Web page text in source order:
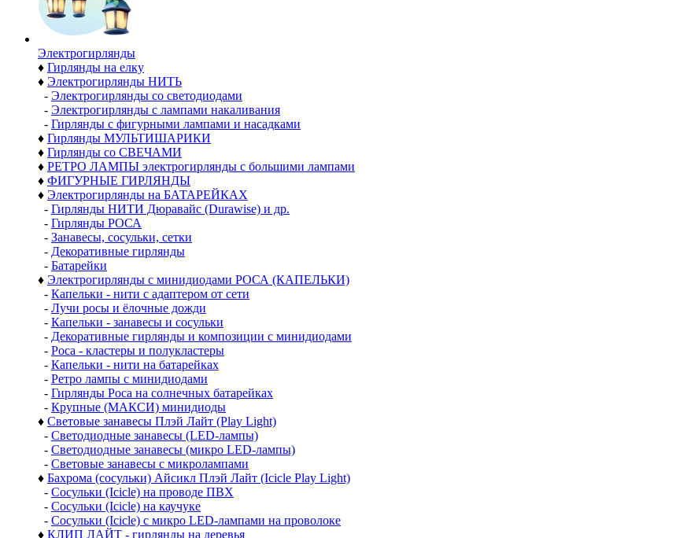
Электро­гирлянды
♦ Гирлянды на елку
♦ Электрогирлянды НИТЬ
- Электрогирлянды со светодиодами
- Электрогирлянды с лампами накаливания
- Гирлянды с фигурными лампами и насадками
♦ Гирлянды МУЛЬТИШАРИКИ
♦ Гирлянды со СВЕЧАМИ
♦ РЕТРО ЛАМПЫ электрогирлянды с большими лампами
♦ ФИГУРНЫЕ ГИРЛЯНДЫ
♦ Электрогирлянды на БАТАРЕЙКАХ
- Гирлянды НИТИ Дюравайс (Durawise) и др.
- Гирлянды РОСА
- Занавесы, сосульки, сетки
- Декоративные гирлянды
- Батарейки
♦ Электрогирлянды с минидиодами РОСА (КАПЕЛЬКИ)
- Капельки - нити с адаптером от сети
- Лучи росы и ёлочные дожди
- Капельки - занавесы и сосульки
- Декоративные гирлянды и композиции с минидиодами
- Роса - кластеры и полукластеры
- Капельки - нити на батарейках
- Ретро лампы с минидиодами
- Гирлянды Роса на солнечных батарейках
- Крупные (МАКСИ) минидиоды
♦ Световые занавесы Плэй Лайт (Play Light)
- Светодиодные занавесы (LED-лампы)
- Светодиодные занавесы (микро LED-лампы)
- Световые занавесы с микролампами
♦ Бахрома (сосульки) Айсикл Плэй Лайт (Icicle Play Light)
- Сосульки (Icicle) на проводе ПВХ
- Сосульки (Icicle) на каучуке
- Сосульки (Icicle) с микро LED-лампами на проволоке
♦ КЛИП ЛАЙТ - гирлянды на деревья